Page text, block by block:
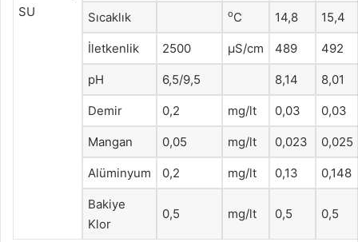
SU
Sıcaklık oC 14,8 15,4
İletkenlik 2500 μS/cm 489 492
pH 6,5/9,5 8,14 8,01
Demir 0,2 mg/lt 0,03 0,03
Mangan 0,05 mg/lt 0,023 0,025
Alüminyum 0,2 mg/lt 0,13 0,148
Bakiye
Klor
0,5 mg/lt 0,5 0,5